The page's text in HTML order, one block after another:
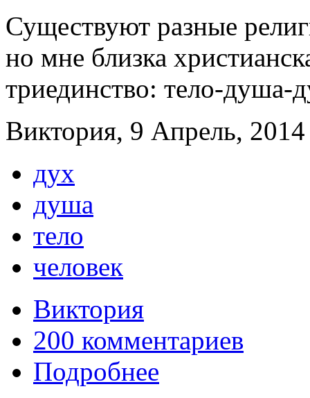
Существуют разные
но мне близка
триединство: тело-душа-
Виктория, 9 Апрель,
дух
душа
тело
человек
Виктория
200 комментариев
Подробнее